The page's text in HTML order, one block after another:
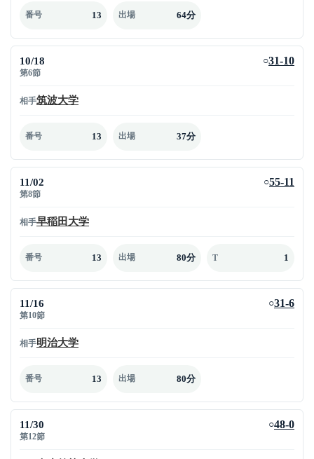
番号 13 出場 64分
10/18
第6節
○31-10
相手筑波大学
番号 13 出場 37分
11/02
第8節
○55-11
相手早稲田大学
番号 13 出場 80分 T 1
11/16
第10節
○31-6
相手明治大学
番号 13 出場 80分
11/30
第12節
○48-0